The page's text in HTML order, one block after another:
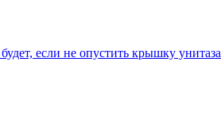
если не опустить крышку унитаза